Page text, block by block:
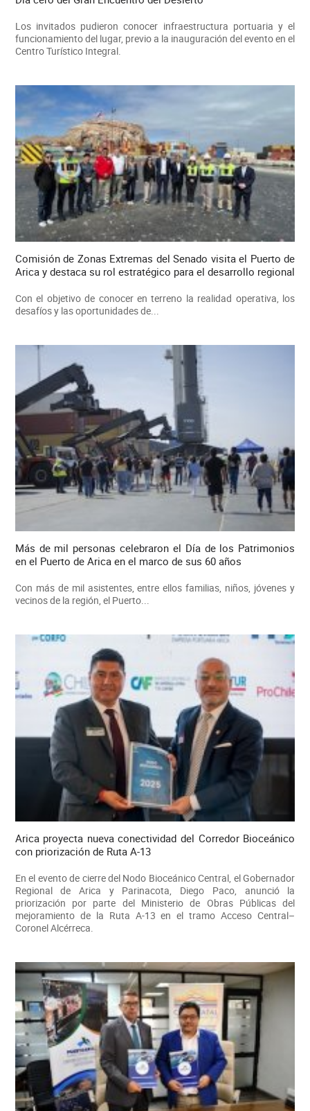
Los invitados pudieron conocer infraestructura portuaria y el
funcionamiento del lugar, previo a la inauguración del evento en el
Centro Turístico Integral.
Comisión de Zonas Extremas del Senado visita el Puerto de
Arica y destaca su rol estratégico para el desarrollo regional
Con el objetivo de conocer en terreno la realidad operativa, los
desafíos y las oportunidades de...
Más de mil personas celebraron el Día de los Patrimonios
en el Puerto de Arica en el marco de sus 60 años
Con más de mil asistentes, entre ellos familias, niños, jóvenes y
vecinos de la región, el Puerto...
Arica proyecta nueva conectividad del Corredor Bioceánico
con priorización de Ruta A-13
En el evento de cierre del Nodo Bioceánico Central, el Gobernador
Regional de Arica y Parinacota, Diego Paco, anunció la
priorización por parte del Ministerio de Obras Públicas del
mejoramiento de la Ruta A-13 en el tramo Acceso Central–
Coronel Alcérreca.